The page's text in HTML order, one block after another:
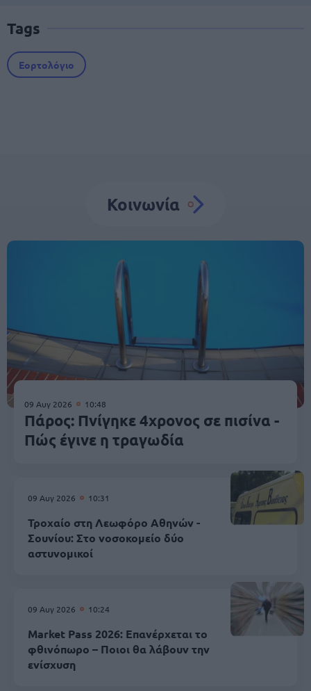
Tags
Εορτολόγιο
Κοινωνία
09 Αυγ 2026 10:48
Πάρος: Πνίγηκε 4χρονος σε πισίνα -
Πώς έγινε η τραγωδία
09 Αυγ 2026 10:31
Τροχαίο στη Λεωφόρο Αθηνών -
Σουνίου: Στο νοσοκομείο δύο
αστυνομικοί
09 Αυγ 2026 10:24
Market Pass 2026: Επανέρχεται το
φθινόπωρο – Ποιοι θα λάβουν την
ενίσχυση